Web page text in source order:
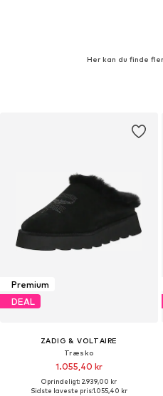
Her kan du finde
Premium
DEAL
ZADIG & VOLTAIRE
Træsko
1.055,40 kr
Oprindeligt: 2.939,00 kr
Sidste laveste pris:1.055,40 kr